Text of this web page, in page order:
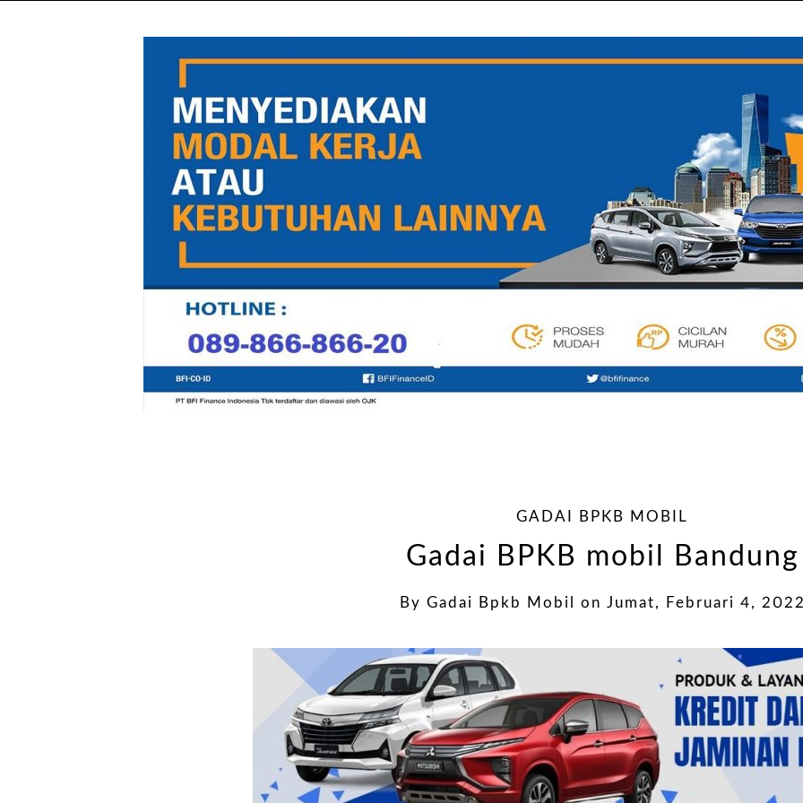
GADAI BPKB MOBIL
Gadai BPKB mobil Bandung
By Gadai Bpkb Mobil on Jumat, Februari 4,